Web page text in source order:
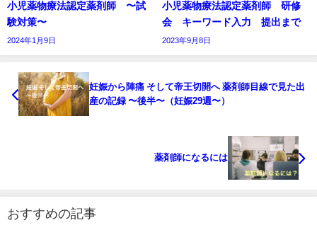
小児薬物療法認定薬剤師 〜試
験対策〜
2024年1月9日
小児薬物療法認定薬剤師 研修
会 キーワード入力 提出まで
2023年9月8日
妊娠から陣痛 そして帝王切開へ 薬剤師目線で見た出
産の記録 〜後半〜（妊娠29週〜）
薬剤師になるには
おすすめの記事